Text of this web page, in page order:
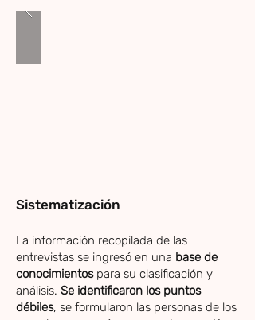
Sistematización
La información recopilada de las
entrevistas se ingresó en una base de
conocimientospara su clasificación y
análisis. Se identificaron los puntos
débiles, se formularon las personas de los